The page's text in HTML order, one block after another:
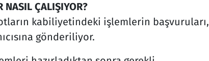
NASIL ÇALIŞIYOR?
kabiliyetindeki işlemlerin başvuruları,
gönderiliyor.